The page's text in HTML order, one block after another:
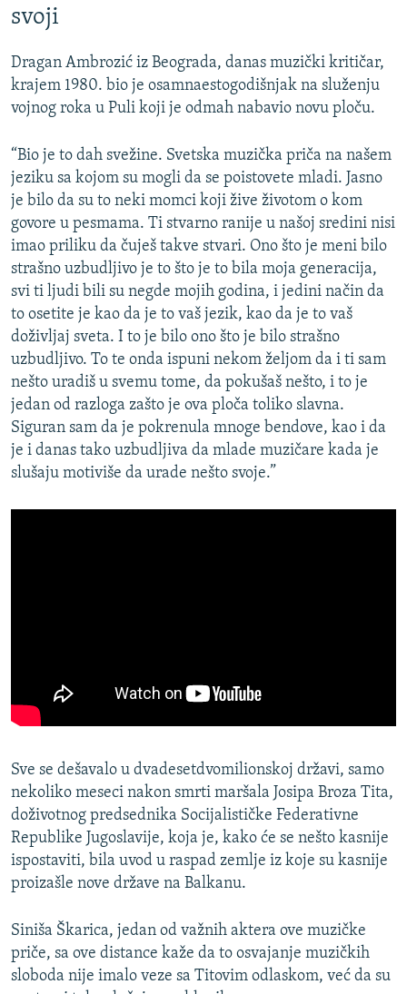
svoji
Dragan Ambrozić iz Beograda, danas muzički kritičar,
krajem 1980. bio je osamnaestogodišnjak na služenju
vojnog roka u Puli koji je odmah nabavio novu ploču.
“Bio je to dah svežine. Svetska muzička priča na našem
jeziku sa kojom su mogli da se poistovete mladi. Jasno
je bilo da su to neki momci koji žive životom o kom
govore u pesmama. Ti stvarno ranije u našoj sredini nisi
imao priliku da čuješ takve stvari. Ono što je meni bilo
strašno uzbudljivo je to što je to bila moja generacija,
svi ti ljudi bili su negde mojih godina, i jedini način da
to osetite je kao da je to vaš jezik, kao da je to vaš
doživljaj sveta. I to je bilo ono što je bilo strašno
uzbudljivo. To te onda ispuni nekom željom da i ti sam
nešto uradiš u svemu tome, da pokušaš nešto, i to je
jedan od razloga zašto je ova ploča toliko slavna.
Siguran sam da je pokrenula mnoge bendove, kao i da
je i danas tako uzbudljiva da mlade muzičare kada je
slušaju motiviše da urade nešto svoje.”
Sve se dešavalo u dvadesetdvomilionskoj državi, samo
nekoliko meseci nakon smrti maršala Josipa Broza Tita,
doživotnog predsednika Socijalističke Federativne
Republike Jugoslavije, koja je, kako će se nešto kasnije
ispostaviti, bila uvod u raspad zemlje iz koje su kasnije
proizašle nove države na Balkanu.
Siniša Škarica, jedan od važnih aktera ove muzičke
priče, sa ove distance kaže da to osvajanje muzičkih
sloboda nije imalo veze sa Titovim odlaskom, već da su